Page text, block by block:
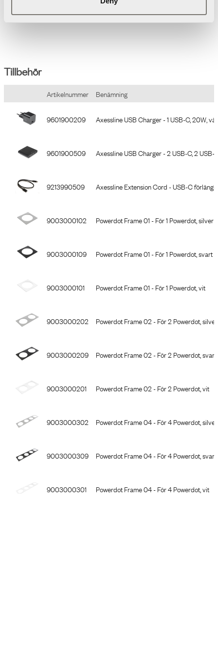
• Justerbar i två olika höjdnivåer
Tillbehör
Artikelnummer Benämning
9601900209 Axessline USB Charger - 1 USB-C, 20W,
9601900509 Axessline USB Charger - 2 USB-C, 2 USB-
9213990509 Axessline Extension Cord - USB-C
9003000102 Powerdot Frame 01 - För 1 Powerdot, silver
9003000109 Powerdot Frame 01 - För 1 Powerdot, svart
9003000101 Powerdot Frame 01 - För 1 Powerdot, vit
9003000202 Powerdot Frame 02 - För 2 Powerdot, silver
9003000209 Powerdot Frame 02 - För 2 Powerdot, svart
9003000201 Powerdot Frame 02 - För 2 Powerdot, vit
9003000302 Powerdot Frame 04 - För 4 Powerdot, silver
9003000309 Powerdot Frame 04 - För 4 Powerdot, svart
9003000301 Powerdot Frame 04 - För 4 Powerdot, vit